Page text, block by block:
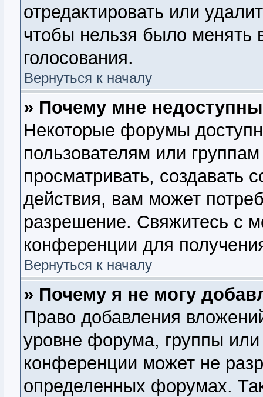
отредактировать или
чтобы нельзя было менять
голосования.
Вернуться к началу
» Почему мне
Некоторые форумы
пользователям или
просматривать, создавать
действия, вам может
разрешение. Свяжитесь с
конференции для
Вернуться к началу
» Почему я не могу
Право добавления
уровне форума, группы
конференции может не
определенных форумах.